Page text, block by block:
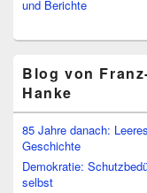
und Berichte
Blog von
Hanke
85 Jahre danach:
Geschichte
Demokratie:
selbst